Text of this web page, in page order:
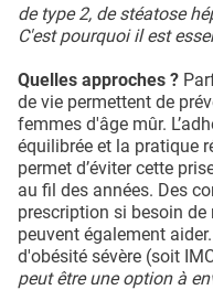
de type 2, de stéatose
C'est pourquoi il est
Quelles approches ?
de vie permettent de
femmes d'âge mûr.
équilibrée et la pratique
permet d’éviter cette
au fil des années. Des
prescription si besoin
peuvent également
d'obésité sévère (soit
peut être une option à